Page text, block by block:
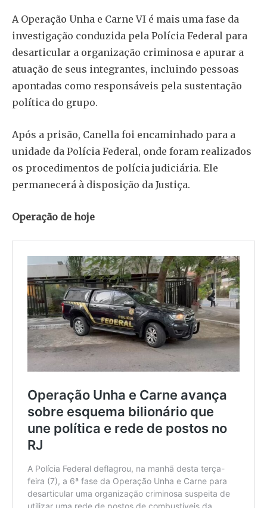
A Operação Unha e Carne VI é mais uma fase da
investigação conduzida pela Polícia Federal para
desarticular a organização criminosa e apurar a
atuação de seus integrantes, incluindo pessoas
apontadas como responsáveis pela sustentação
política do grupo.
Após a prisão, Canella foi encaminhado para a
unidade da Polícia Federal, onde foram realizados
os procedimentos de polícia judiciária. Ele
permanecerá à disposição da Justiça.
Operação de hoje